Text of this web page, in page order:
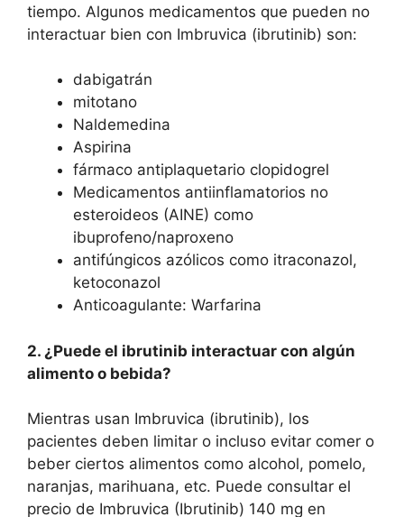
tiempo. Algunos medicamentos que pueden no
interactuar bien con Imbruvica (ibrutinib) son:
dabigatrán
mitotano
Naldemedina
Aspirina
fármaco antiplaquetario clopidogrel
Medicamentos antiinflamatorios no
esteroideos (AINE) como
ibuprofeno/naproxeno
antifúngicos azólicos como itraconazol,
ketoconazol
Anticoagulante: Warfarina
2. ¿Puede el ibrutinib interactuar con algún
alimento o bebida?
Mientras usan Imbruvica (ibrutinib), los
pacientes deben limitar o incluso evitar comer o
beber ciertos alimentos como alcohol, pomelo,
naranjas, marihuana, etc. Puede consultar el
precio de Imbruvica (Ibrutinib) 140 mg en